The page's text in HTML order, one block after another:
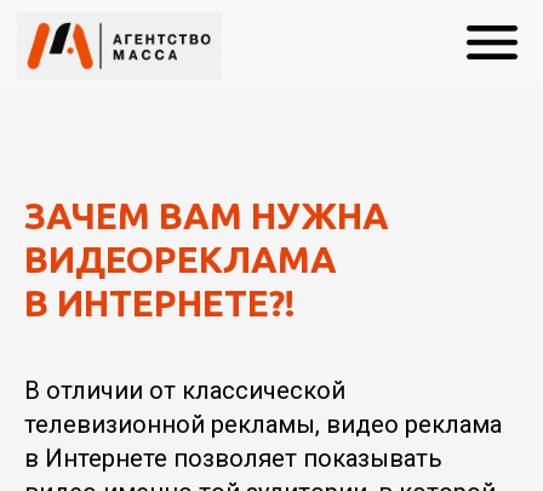
ЗАЧЕМ ВАМ НУЖНА
ВИДЕОРЕКЛАМА
В ИНТЕРНЕТЕ?!
В отличии от классической
телевизионной рекламы, видео реклама
в Интернете позволяет показывать